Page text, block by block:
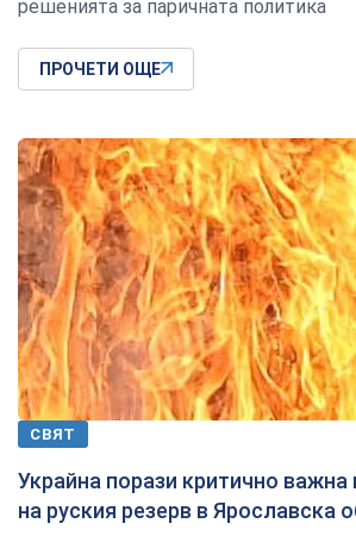
решенията за паричната политика
ПРОЧЕТИ ОЩЕ
СВЯТ
Украйна порази критично важна
на руския резерв в Ярославска